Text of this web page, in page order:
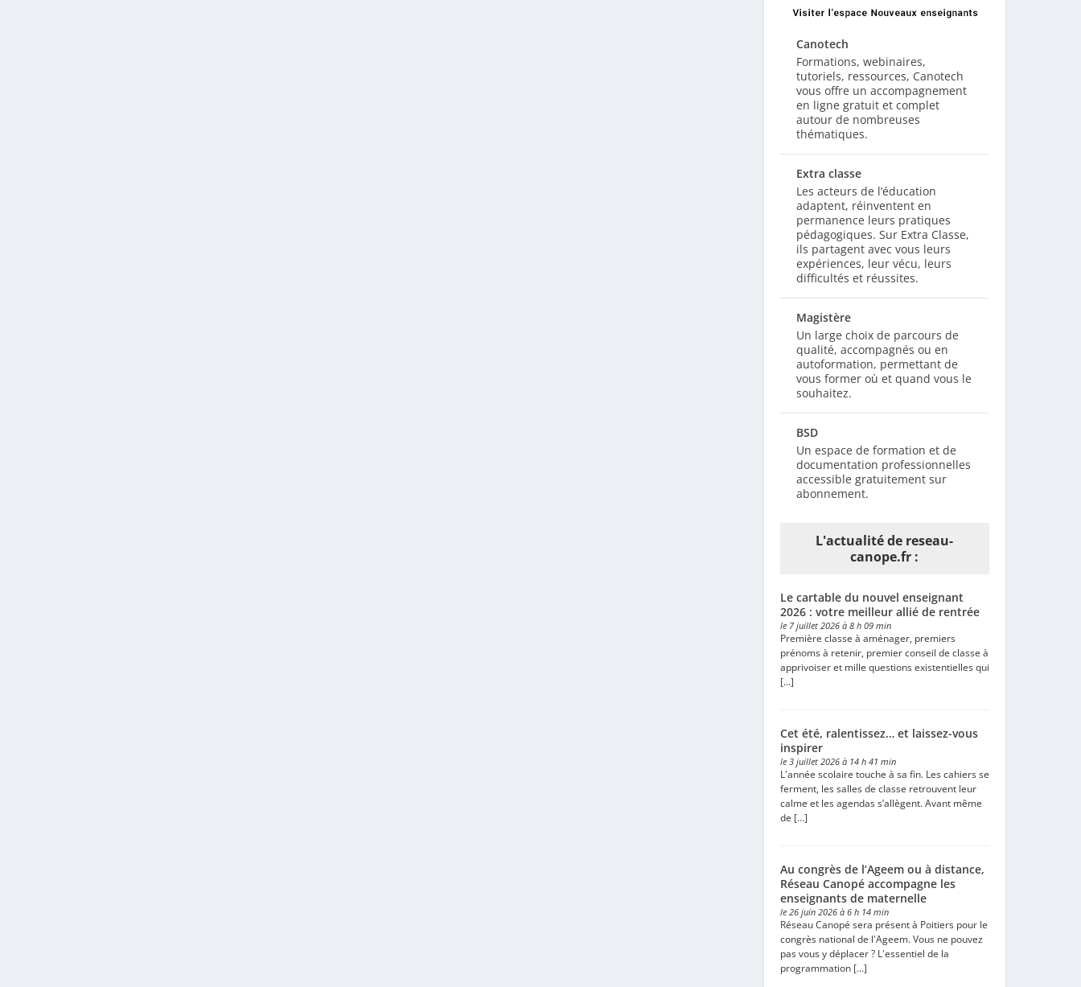
Canotech
Formations, webinaires,
tutoriels, ressources, Canotech
vous offre un accompagnement
en ligne gratuit et complet
autour de nombreuses
thématiques.
Extra classe
Les acteurs de l’éducation
adaptent, réinventent en
permanence leurs pratiques
pédagogiques. Sur Extra Classe,
ils partagent avec vous leurs
expériences, leur vécu, leurs
difficultés et réussites.
Magistère
Un large choix de parcours de
qualité, accompagnés ou en
autoformation, permettant de
vous former où et quand vous le
souhaitez.
BSD
Un espace de formation et de
documentation professionnelles
accessible gratuitement sur
abonnement.
L'actualité de reseau-
canope.fr :
Le cartable du nouvel enseignant
2026 : votre meilleur allié de rentrée
le 7 juillet 2026 à 8 h 09 min
Première classe à aménager, premiers
prénoms à retenir, premier conseil de classe à
apprivoiser et mille questions existentielles qui
[…]
Cet été, ralentissez… et laissez-vous
inspirer
le 3 juillet 2026 à 14 h 41 min
L'année scolaire touche à sa fin. Les cahiers se
ferment, les salles de classe retrouvent leur
calme et les agendas s’allègent. Avant même
de […]
Au congrès de l’Ageem ou à distance,
Réseau Canopé accompagne les
enseignants de maternelle
le 26 juin 2026 à 6 h 14 min
Réseau Canopé sera présent à Poitiers pour le
congrès national de l'Ageem. Vous ne pouvez
pas vous y déplacer ? L'essentiel de la
programmation […]